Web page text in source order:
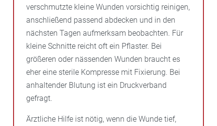
verschmutzte kleine Wunden vorsichtig reinigen,
anschließend passend abdecken und in den
nächsten Tagen aufmerksam beobachten. Für
kleine Schnitte reicht oft ein Pflaster. Bei
größeren oder nässenden Wunden braucht es
eher eine sterile Kompresse mit Fixierung. Bei
anhaltender Blutung ist ein Druckverband
gefragt.
Ärztliche Hilfe ist nötig, wenn die Wunde tief,